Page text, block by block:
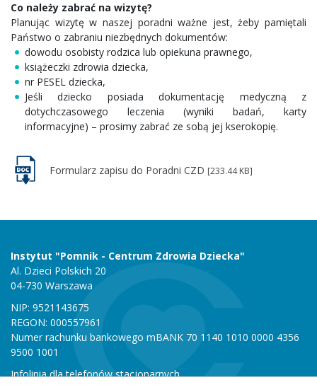
Co należy zabrać na wizytę?
Planując wizytę w naszej poradni ważne jest, żeby pamiętali
Państwo o zabraniu niezbędnych dokumentów:
dowodu osobisty rodzica lub opiekuna prawnego,
książeczki zdrowia dziecka,
nr PESEL dziecka,
Jeśli dziecko posiada dokumentację medyczną z
dotychczasowego leczenia (wyniki badań, karty
informacyjne) – prosimy zabrać ze sobą jej kserokopię.
Formularz zapisu do Poradni CZD [233.44 KB]
Instytut "Pomnik - Centrum Zdrowia Dziecka"
Al. Dzieci Polskich 20
04-730 Warszawa
NIP: 9521143675
REGON: 000557961
Numer rachunku bankowego mBANK 70 1140 1010 0000 4356
9500 1001
Infolinia dla telefonów stacjonarnych